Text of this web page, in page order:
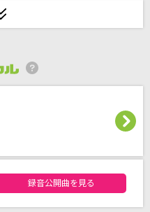
録音公開曲を見る